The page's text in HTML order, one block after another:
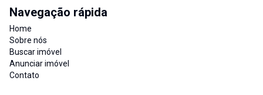
Navegação rápida
Home
Sobre nós
Buscar imóvel
Anunciar imóvel
Contato